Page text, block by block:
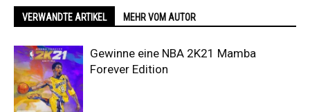
VERWANDTE ARTIKEL MEHR VOM AUTOR
Gewinne eine NBA 2K21 Mamba
Forever Edition